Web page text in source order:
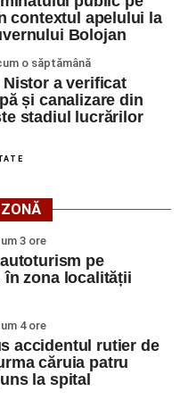
fi testați cu aparatul
fost prelevate mostre
accidentul, în cadrul unui
preferată
Google News
contextul apelului la
Bolojan
o săptămână
a verificat
și canalizare din
stadiul lucrărilor
3 ore
pe
în zona localității
4 ore
accidentul rutier de
căruia patru
la spital